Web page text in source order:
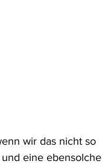
wir das nicht so
eine ebensolche